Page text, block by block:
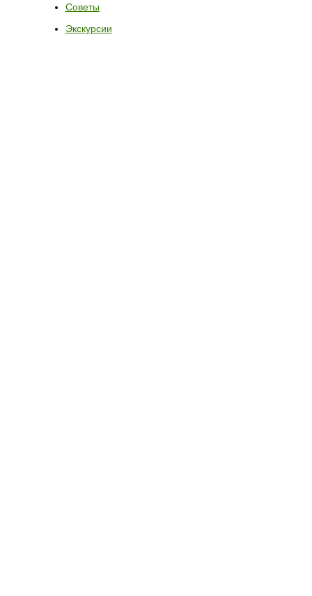
Советы
Экскурсии